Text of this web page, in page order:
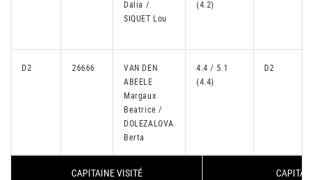
Dalia /
SIQUET Lou
(4.2)
D2 26666
VAN DEN
ABEELE
Margaux
Beatrice /
DOLEZALOVA
Berta
4.4 / 5.1
(4.4)
D2
CAPITAINE VISITÉ